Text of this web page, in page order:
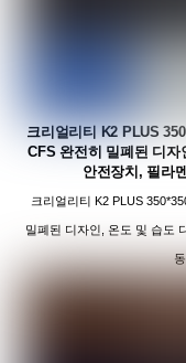
크리얼리티 K2 PLUS
CFS 완전히 밀폐된 디
안전장치, 필라
크리얼리티 K2 PLUS
밀폐된 디자인, 온도 및 습도